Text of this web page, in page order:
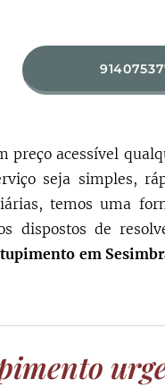
preço acessível
seja simples,
temos uma
dispostos de
em